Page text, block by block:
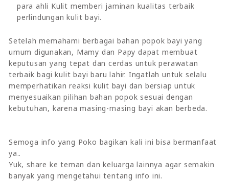
para ahli Kulit memberi jaminan kualitas terbaik
perlindungan kulit bayi.
Setelah memahami berbagai bahan popok bayi yang
umum digunakan, Mamy dan Papy dapat membuat
keputusan yang tepat dan cerdas untuk perawatan
terbaik bagi kulit bayi baru lahir. Ingatlah untuk selalu
memperhatikan reaksi kulit bayi dan bersiap untuk
menyesuaikan pilihan bahan popok sesuai dengan
kebutuhan, karena masing-masing bayi akan berbeda.
Semoga info yang Poko bagikan kali ini bisa bermanfaat
ya..
Yuk, share ke teman dan keluarga lainnya agar semakin
banyak yang mengetahui tentang info ini.